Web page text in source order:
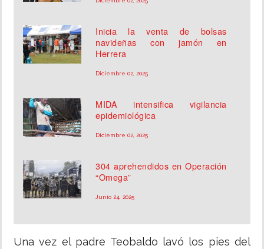
Inicia la venta de bolsas
navideñas con jamón en
Herrera
Diciembre 02, 2025
MIDA intensifica vigilancia
epidemiológica
Diciembre 02, 2025
304 aprehendidos en Operación
“Omega”
Junio 24, 2025
Una vez el padre Teobaldo lavó los pies del